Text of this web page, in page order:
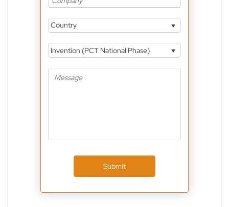
Country
Invention (PCT National Phase)
Submit